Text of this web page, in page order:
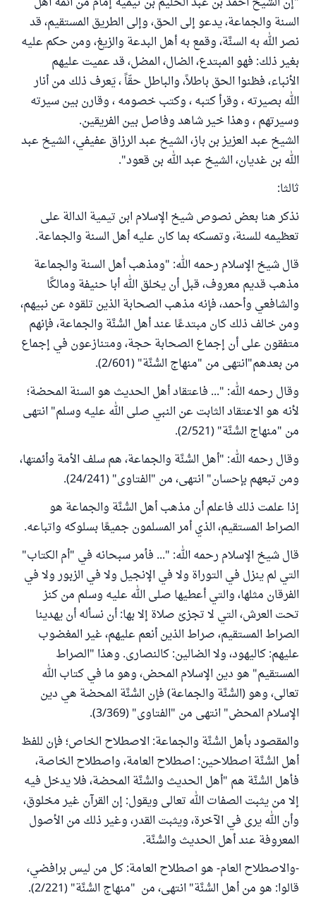
السنة والجماعة، يدعو إلى الحق، وإلى الطريق المستقيم، قد
نصر الله به السنَّة، وقمع به أهل البدعة والزيغ، ومن حكم عليه
بغير ذلك: فهو المبتدع، الضال، المضل، قد عميت عليهم
الأنباء، فظنوا الحق باطلاً، والباطل حقّاً ، يَعرف ذلك من أنار
الله بصيرته ، وقرأ كتبه ، وكتب خصومه ، وقارن بين سيرته
وسيرتهم ، وهذا خير شاهد وفاصل بين الفريقين.
الشيخ عبد العزيز بن باز، الشيخ عبد الرزاق عفيفي، الشيخ عبد
الله بن غديان، الشيخ عبد الله بن قعود".
ثالثا:
نذكر هنا بعض نصوص شيخ الإسلام ابن تيمية الدالة على
تعظيمه للسنة، وتمسكه بما كان عليه أهل السنة والجماعة.
قال شيخ الإسلام رحمه الله: "ومذهب أهل السنة والجماعة
مذهب قديم معروف، قبل أن يخلق الله أبا حنيفة ومالكًا
والشافعي وأحمد، فإنه مذهب الصحابة الذين تلقوه عن نبيهم،
ومن خالف ذلك كان مبتدعًا عند أهل السُّنَّة والجماعة، فإنهم
متفقون على أن إجماع الصحابة حجة، ومتنازعون في إجماع
من بعدهم"انتهى من "منهاج السُّنَّة" (2/601).
وقال رحمه الله: "... فاعتقاد أهل الحديث هو السنة المحضة؛
لأنه هو الاعتقاد الثابت عن النبي صلى الله عليه وسلم" انتهى
من "منهاج السُّنَّة" (2/521).
وقال رحمه الله: "أهل السُّنَّة والجماعة، هم سلف الأمة وأئمتها،
ومن تبعهم بإحسان" انتهى، من "الفتاوى" (24/241).
إذا علمت ذلك فاعلم أن مذهب أهل السُّنَّة والجماعة هو
الصراط المستقيم، الذي أمر المسلمون جميعًا بسلوكه واتباعه.
قال شيخ الإسلام رحمه الله: "... فأمر سبحانه في "أم الكتاب"
التي لم ينزل في التوراة ولا في الإنجيل ولا في الزبور ولا في
الفرقان مثلها، والتي أعطيها صلى الله عليه وسلم من كنز
تحت العرش، التي لا تجزئ صلاة إلا بها: أن نسأله أن يهدينا
الصراط المستقيم، صراط الذين أنعم عليهم، غير المغضوب
عليهم: كاليهود، ولا الضالين: كالنصارى. وهذا "الصراط
المستقيم" هو دين الإسلام المحض، وهو ما في كتاب الله
تعالى، وهو (السُّنَّة والجماعة) فإن السُّنَّة المحضة هي دين
الإسلام المحض" انتهى من "الفتاوى" (3/369).
والمقصود بأهل السُّنَّة والجماعة: الاصطلاح الخاص؛ فإن للفظ
أهل السُّنَّة اصطلاحين: اصطلاح العامة، واصطلاح الخاصة،
فأهل السُّنَّة هم "أهل الحديث والسُّنَّة المحضة، فلا يدخل فيه
إلا من يثبت الصفات الله تعالى ويقول: إن القرآن غير مخلوق،
وأن الله يرى في الآخرة، ويثبت القدر، وغير ذلك من الأصول
المعروفة عند أهل الحديث والسُّنَّة.
-والاصطلاح العام- هو اصطلاح العامة: كل من ليس برافضي،
قالوا: هو من أهل السُّنَّة" انتهى، من "منهاج السُّنَّة" (2/221).